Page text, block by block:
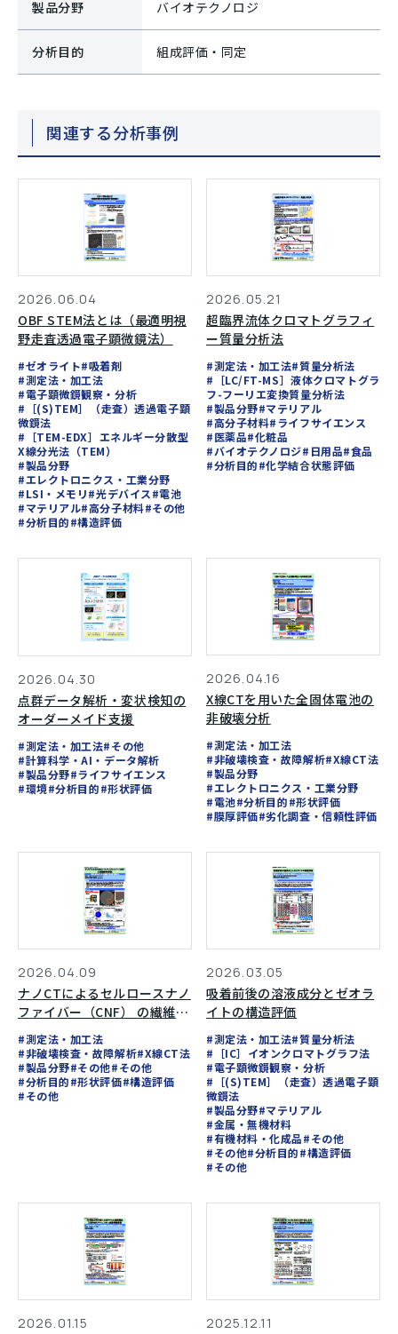
製品分野 バイオテクノロジ
分析目的 組成評価・同定
関連する分析事例
2026.06.04
OBF STEM法とは（最適明視
野走査透過電子顕微鏡法）
#ゼオライト#吸着剤
#測定法・加工法
#電子顕微鏡観察・分析
#［(S)TEM］（走査）透過電子顕
微鏡法
#［TEM-EDX］エネルギー分散型
X線分光法（TEM）
#製品分野
#エレクトロニクス・工業分野
#LSI・メモリ#光デバイス#電池
#マテリアル#高分子材料#その他
#分析目的#構造評価
2026.05.21
超臨界流体クロマトグラフィ
ー質量分析法
#測定法・加工法#質量分析法
#［LC/FT-MS］液体クロマトグラ
フ-フーリエ変換質量分析法
#製品分野#マテリアル
#高分子材料#ライフサイエンス
#医薬品#化粧品
#バイオテクノロジ#日用品#食品
#分析目的#化学結合状態評価
2026.04.30
点群データ解析・変状検知の
オーダーメイド支援
#測定法・加工法#その他
#計算科学・AI・データ解析
#製品分野#ライフサイエンス
#環境#分析目的#形状評価
2026.04.16
X線CTを用いた全固体電池の
非破壊分析
#測定法・加工法
#非破壊検査・故障解析#X線CT法
#製品分野
#エレクトロニクス・工業分野
#電池#分析目的#形状評価
#膜厚評価#劣化調査・信頼性評価
2026.04.09
ナノCTによるセルロースナノ
ファイバー（CNF） の繊維配
向評価
#測定法・加工法
#非破壊検査・故障解析#X線CT法
#製品分野#その他#その他
#分析目的#形状評価#構造評価
#その他
2026.03.05
吸着前後の溶液成分とゼオラ
イトの構造評価
#測定法・加工法#質量分析法
#［IC］イオンクロマトグラフ法
#電子顕微鏡観察・分析
#［(S)TEM］（走査）透過電子顕
微鏡法
#製品分野#マテリアル
#金属・無機材料
#有機材料・化成品#その他
#その他#分析目的#構造評価
#その他
2026.01.15 2025.12.11